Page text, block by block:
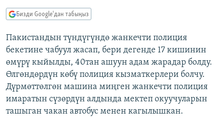
ЭКСПЕРТТЕР ТАЛДАЙТ
БИЗ ЖАНА ДҮЙНӨ
ЭЖЕ-СИҢДИЛЕР
АЗАТТЫК+
ЫҢГАЙСЫЗ СУРООЛОР
ӨЗГӨЧӨ ПИКИР
Русский
ОНЛАЙН ШЕРИНЕ
Бизди Google'дан табыңыз
Пакистандын түндүгүндө жанкечти полиция
бекетине чабуул жасап, бери дегенде 17 кишинин
өмүрү кыйылды, 40тан ашуун адам жарадар болду.
Өлгөндөрдүн көбү полиция кызматкерлери болчу.
Дүрмөттөлгөн машина миңген жанкечти полиция
имаратын сүзөрдүн алдында мектеп окуучуларын
ташыган чакан автобус менен кагылышкан.